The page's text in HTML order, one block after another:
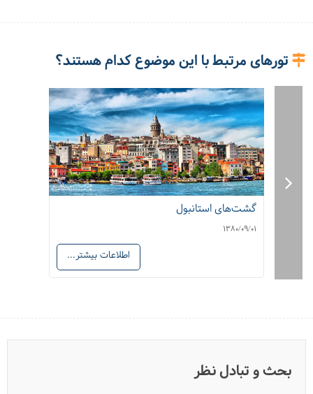
استانبول کارت چیست؟
تورهای مرتبط با این موضوع کدام هستند؟
گشت‌های استانبول
1380/09/01
اطلاعات بیشتر...
بحث و تبادل نظر